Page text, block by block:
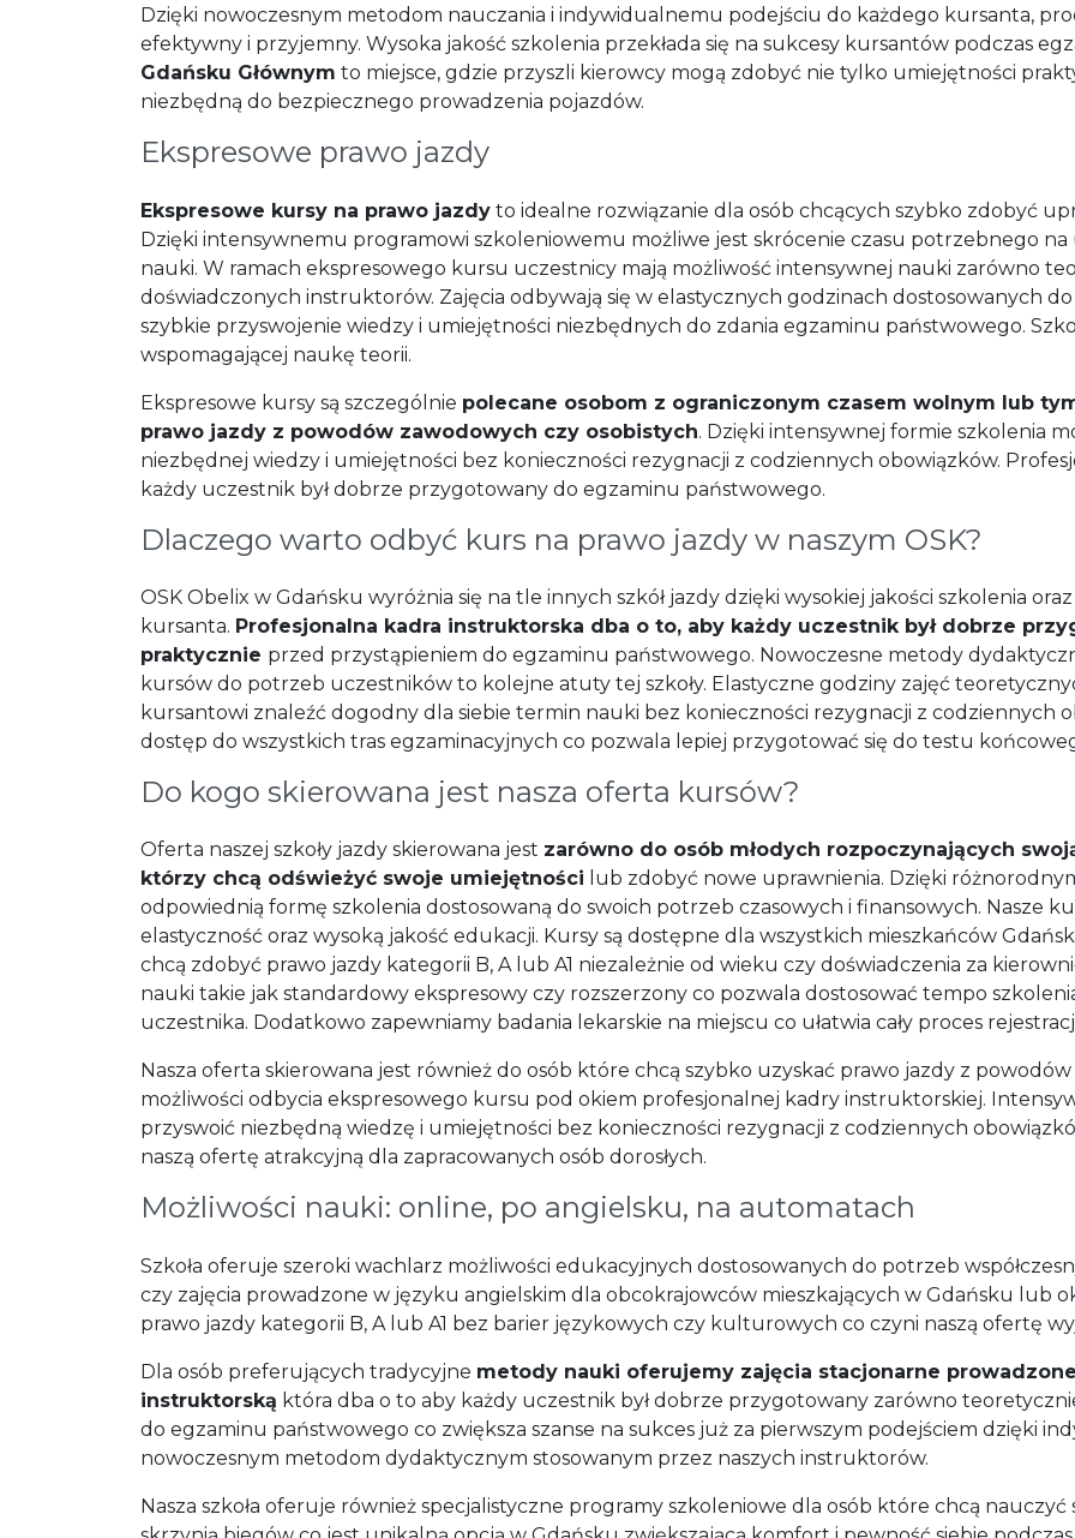
Dzięki nowoczesnym metodom nauczania i indywidualnemu podejściu do każdego kursanta,
efektywny i przyjemny. Wysoka jakość szkolenia przekłada się na sukcesy kursantów podczas
Gdańsku Głównym to miejsce, gdzie przyszli kierowcy mogą zdobyć nie tylko umiejętności
niezbędną do bezpiecznego prowadzenia pojazdów.
Ekspresowe prawo jazdy
Ekspresowe kursy na prawo jazdy to idealne rozwiązanie dla osób chcących szybko zdobyć
Dzięki intensywnemu programowi szkoleniowemu możliwe jest skrócenie czasu potrzebnego
nauki. W ramach ekspresowego kursu uczestnicy mają możliwość intensywnej nauki zarówno
doświadczonych instruktorów. Zajęcia odbywają się w elastycznych godzinach dostosowanych
szybkie przyswojenie wiedzy i umiejętności niezbędnych do zdania egzaminu państwowego.
wspomagającej naukę teorii.
Ekspresowe kursy są szczególnie polecane osobom z ograniczonym czasem wolnym lub
prawo jazdy z powodów zawodowych czy osobistych. Dzięki intensywnej formie szkolenia
niezbędnej wiedzy i umiejętności bez konieczności rezygnacji z codziennych obowiązków.
każdy uczestnik był dobrze przygotowany do egzaminu państwowego.
Dlaczego warto odbyć kurs na prawo jazdy w naszym OSK?
OSK Obelix w Gdańsku wyróżnia się na tle innych szkół jazdy dzięki wysokiej jakości szkolenia
kursanta. Profesjonalna kadra instruktorska dba o to, aby każdy uczestnik był dobrze
praktycznie przed przystąpieniem do egzaminu państwowego. Nowoczesne metody
kursów do potrzeb uczestników to kolejne atuty tej szkoły. Elastyczne godziny zajęć
kursantowi znaleźć dogodny dla siebie termin nauki bez konieczności rezygnacji z codziennych
dostęp do wszystkich tras egzaminacyjnych co pozwala lepiej przygotować się do testu
Do kogo skierowana jest nasza oferta kursów?
Oferta naszej szkoły jazdy skierowana jest zarówno do osób młodych rozpoczynających
którzy chcą odświeżyć swoje umiejętności lub zdobyć nowe uprawnienia. Dzięki
odpowiednią formę szkolenia dostosowaną do swoich potrzeb czasowych i finansowych. Nasze
elastyczność oraz wysoką jakość edukacji. Kursy są dostępne dla wszystkich mieszkańców
chcą zdobyć prawo jazdy kategorii B, A lub A1 niezależnie od wieku czy doświadczenia za
nauki takie jak standardowy ekspresowy czy rozszerzony co pozwala dostosować tempo
uczestnika. Dodatkowo zapewniamy badania lekarskie na miejscu co ułatwia cały proces
Nasza oferta skierowana jest również do osób które chcą szybko uzyskać prawo jazdy z
możliwości odbycia ekspresowego kursu pod okiem profesjonalnej kadry instruktorskiej.
przyswoić niezbędną wiedzę i umiejętności bez konieczności rezygnacji z codziennych
naszą ofertę atrakcyjną dla zapracowanych osób dorosłych.
Możliwości nauki: online, po angielsku, na automatach
Szkoła oferuje szeroki wachlarz możliwości edukacyjnych dostosowanych do potrzeb
czy zajęcia prowadzone w języku angielskim dla obcokrajowców mieszkających w Gdańsku lub
prawo jazdy kategorii B, A lub A1 bez barier językowych czy kulturowych co czyni naszą ofertę
Dla osób preferujących tradycyjne metody nauki oferujemy zajęcia stacjonarne
instruktorską która dba o to aby każdy uczestnik był dobrze przygotowany zarówno
do egzaminu państwowego co zwiększa szanse na sukces już za pierwszym podejściem dzięki
nowoczesnym metodom dydaktycznym stosowanym przez naszych instruktorów.
Nasza szkoła oferuje również specjalistyczne programy szkoleniowe dla osób które chcą